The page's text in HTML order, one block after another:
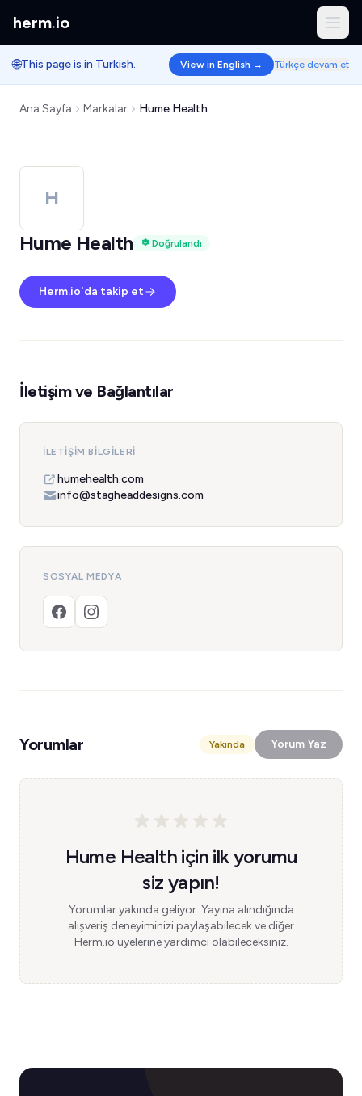
herm.io
🌐This page is in Turkish. View in English → Türkçe devam et
Ana Sayfa Markalar Hume Health
H
Hume Health
Doğrulandı
Herm.io'da takip et
İletişim ve Bağlantılar
İLETIŞIM BILGILERI
humehealth.com
info@stagheaddesigns.com
SOSYAL MEDYA
Yorumlar Yakında Yorum Yaz
Hume Health için ilk yorumu
siz yapın!
Yorumlar yakında geliyor. Yayına alındığında
alışveriş deneyiminizi paylaşabilecek ve diğer
Herm.io üyelerine yardımcı olabileceksiniz.